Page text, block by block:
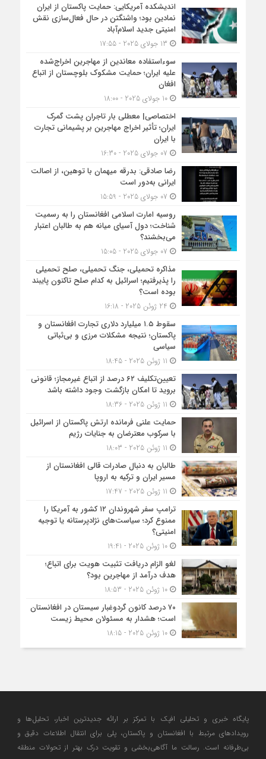
اندیشکده آمریکایی: حمایت پاکستان از ایران
نمادین بود؛ واشنگتن در حال فعال‌سازی نقش
امنیتی جدید اسلام‌آباد
سوءاستفاده معاندین از مهاجرین اخراج‌شده
علیه ایران؛ حمایت مشکوک بلوچستان از اتباع
افغان
10 جولای 2025 - 18:00
اختصاصی| معطلی بار تاجران پشت گمرک
ایران؛ تأثیر اخراج مهاجرین بر پشیمانی تجارت
با ایران
رضا صادقی: بدرقه میهمان با توهین، از اصالت
ایرانی به‌دور است
روسیه امارت اسلامی افغانستان را به رسمیت
شناخت؛ دول آسیای میانه هم به طالبان اعتبار
می‎‌بخشند؟
مذاکره تحمیلی، جنگ تحمیلی، صلح تحمیلی
را پذیرفتیم؛ اسرائیل به کدام صلح تاکنون پایبند
بوده است؟
سقوط ۱.۵ میلیارد دلاری تجارت افغانستان و
پاکستان؛ نتیجه مشکلات مرزی و بی‌ثباتی
سیاسی
تعیین‌تکلیف ۶۲ درصد از اتباع غیرمجاز؛ قانونی
بروید تا امکان بازگشت وجود داشته باشد
حمایت علنی فرمانده ارتش پاکستان از اسرائیل
با سرکوب معترضان به جنایات رژیم
طالبان به دنبال صادرات قالی افغانستان از
مسیر ایران و ترکیه به اروپا
ترامپ سفر شهروندان ۱۲ کشور به آمریکا را
ممنوع کرد؛ سیاست‌های نژادپرستانه یا توجیه
امنیتی؟
10 ژوئن 2025 - 19:41
لغو الزام دریافت تثبیت هویت برای اتباع؛
هدف درآمد از مهاجرین بود؟
10 ژوئن 2025 - 18:53
۷۰ درصد کانون گردوغبار سیستان در افغانستان
است؛ هشدار به مسئولان محیط زیست
10 ژوئن 2025 - 18:15
پایگاه خبری و تحلیلی افپک با تمرکز بر ارائه جدیدترین اخبار، تحلیل‌ها و
رویدادهای مرتبط با افغانستان و پاکستان، پلی برای انتقال اطلاعات دقیق و
بی‌طرفانه است. رسالت ما آگاهی‌بخشی و تقویت درک بهتر از تحولات منطقه